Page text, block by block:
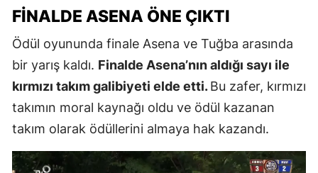
FINALDE ASENA ÖNE ÇIKTI
Ödül oyununda finale Asena ve Tuğba arasında
bir yarış kaldı. Finalde Asena’nın aldığı sayı ile
kırmızı takım galibiyeti elde etti.Bu zafer, kırmızı
takımın moral kaynağı oldu ve ödül kazanan
takım olarak ödüllerini almaya hak kazandı.